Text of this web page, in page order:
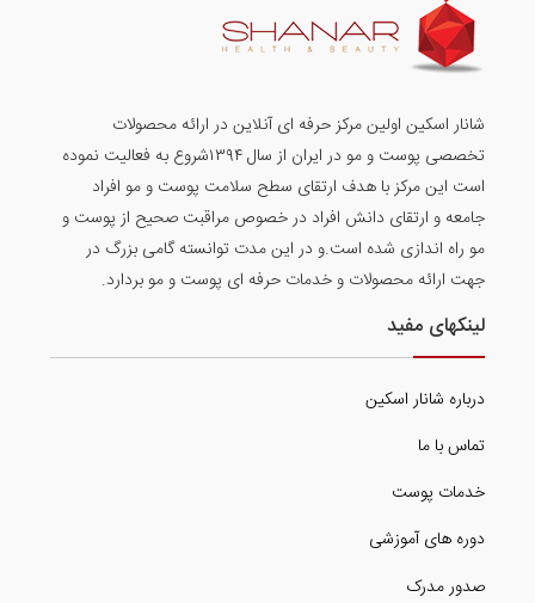
شانار اسکین اولین مرکز حرفه ای آنلاین در ارائه محصولات
تخصصی پوست و مو در ایران از سال ۱۳۹۴شروع به فعالیت نموده
است این مرکز با هدف ارتقای سطح سلامت پوست و مو افراد
جامعه و ارتقای دانش افراد در خصوص مراقبت صحیح از پوست و
مو راه اندازی شده است.و در این مدت توانسته گامی بزرگ در
جهت ارائه محصولات و خدمات حرفه ای پوست و مو بردارد.
لینکهای مفید
درباره شانار اسکین
تماس با ما
خدمات پوست
دوره های آموزشی
صدور مدرک